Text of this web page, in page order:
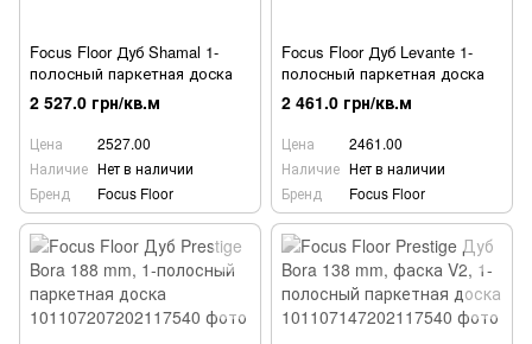
Focus Floor Дуб Shamal 1-
полосный паркетная доска
2 527.0 грн/кв.м
Цена
2527.00
Наличие Нет в наличии
Бренд
Focus Floor
Focus Floor Дуб Levante 1-
полосный паркетная доска
2 461.0 грн/кв.м
Цена
2461.00
Наличие Нет в наличии
Бренд
Focus Floor